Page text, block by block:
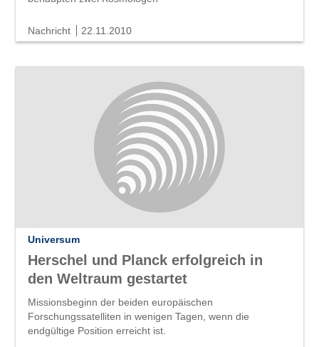
Nachricht 22.11.2010
Universum
Herschel und Planck erfolgreich in
den Weltraum gestartet
Missionsbeginn der beiden europäischen
Forschungssatelliten in wenigen Tagen, wenn die
endgültige Position erreicht ist.